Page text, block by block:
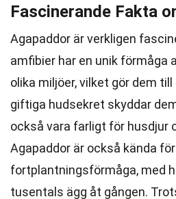
Fascinerande Fakta
Agapaddor är verkligen
amfibier har en unik förmåga
olika miljöer, vilket gör dem till
giftiga hudsekret skyddar
också vara farligt för husdjur
Agapaddor är också kända
fortplantningsförmåga, med
tusentals ägg åt gången.